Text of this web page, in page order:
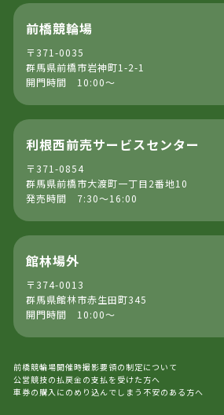
前橋競輪場
〒371-0035
群馬県前橋市岩神町1-2-1
開門時間 10:00～
利根西前売サービスセンター
〒371-0854
群馬県前橋市大渡町一丁目2番地10
発売時間 7:30～16:00
館林場外
〒374-0013
群馬県館林市赤生田町345
開門時間 10:00～
前橋競輪場開催時撮影要領の制定について
公営競技の払戻金の支払を受けた方へ
車券の購入にのめり込んでしまう不安のある方へ